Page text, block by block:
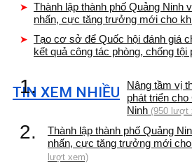
Thành lập thành phố Quảng Ninh
nhấn, cực tăng trưởng mới cho
Tạo cơ sở để Quốc hội đánh giá
kết quả công tác phòng, chống tội
TIN XEM NHIỀU
1.
Nâng tầm vị
phát triển
Ninh (950 lượt
2.
Thành lập thành phố Quảng
nhấn, cực tăng trưởng mới
lượt xem)